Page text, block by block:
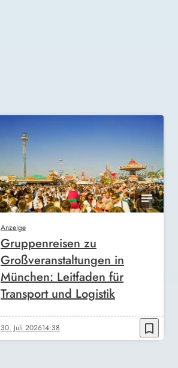
Anzeige
Gruppenreisen zu
Großveranstaltungen in
München: Leitfaden für
Transport und Logistik
30. Juli 202614:38 bookmark_border